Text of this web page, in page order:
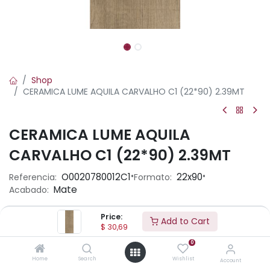
Price:
$ 30,69 Add to Cart
Home Search
0
Wishlist Account
Shop
CERAMICA LUME AQUILA CARVALHO C1 (22*90) 2.39MT
CERAMICA LUME AQUILA
CARVALHO C1 (22*90) 2.39MT
Referencia: O0020780012C1•Formato: 22x90•
Acabado: Mate